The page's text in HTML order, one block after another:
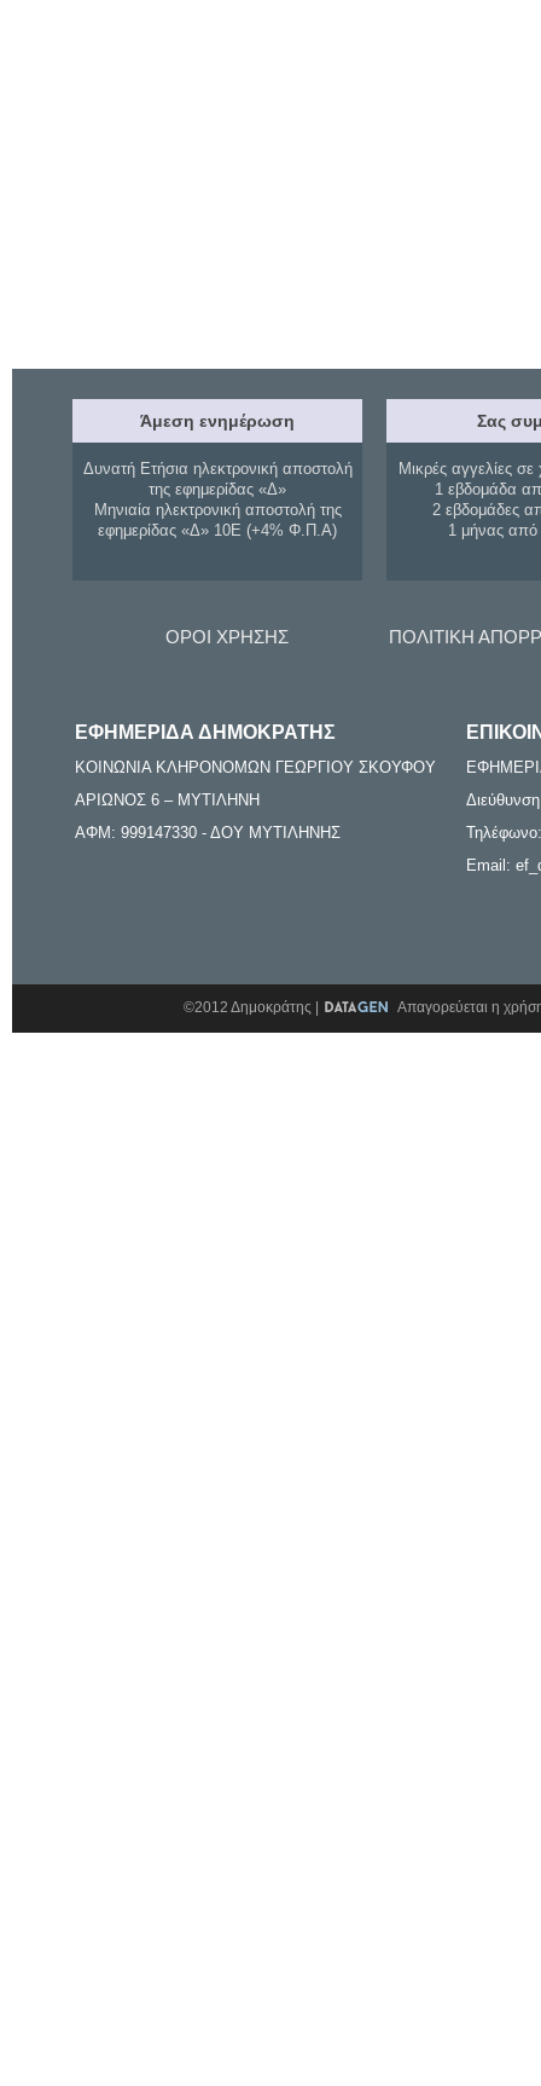
Άμεση ενημέρωση
Δυνατή Ετήσια ηλεκτρονική αποστολή
της εφημερίδας «Δ»
Μηνιαία ηλεκτρονική αποστολή της
εφημερίδας «Δ» 10Ε (+4% Φ.Π.Α)
Σας
Μικρές αγγελίες σε
1 εβδομάδα
2 εβδομάδες
1 μήνας
ΟΡΟΙ ΧΡΗΣΗΣ ΠΟΛΙΤΙΚΗ
ΕΦΗΜΕΡΙΔΑ ΔΗΜΟΚΡΑΤΗΣ
ΚΟΙΝΩΝΙΑ ΚΛΗΡΟΝΟΜΩΝ ΓΕΩΡΓΙΟΥ ΣΚΟΥΦΟΥ
ΑΡΙΩΝΟΣ 6 – ΜΥΤΙΛΗΝΗ
ΑΦΜ: 999147330 - ΔΟΥ ΜΥΤΙΛΗΝΗΣ
Email:
©2012 Δημοκράτης | Απαγορεύεται η